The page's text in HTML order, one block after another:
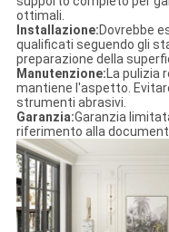
ottimali.
Installazione:Dovrebbe
qualificati seguendo gli
preparazione della
Manutenzione:La pulizia
mantiene l'aspetto.
strumenti abrasivi.
Garanzia:Garanzia
riferimento alla